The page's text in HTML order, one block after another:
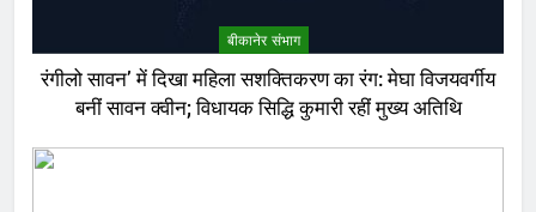
बीकानेर संभाग
रंगीलो सावन’ में दिखा महिला सशक्तिकरण का रंग: मेघा विजयवर्गीय
बनीं सावन क्वीन; विधायक सिद्धि कुमारी रहीं मुख्य अतिथि